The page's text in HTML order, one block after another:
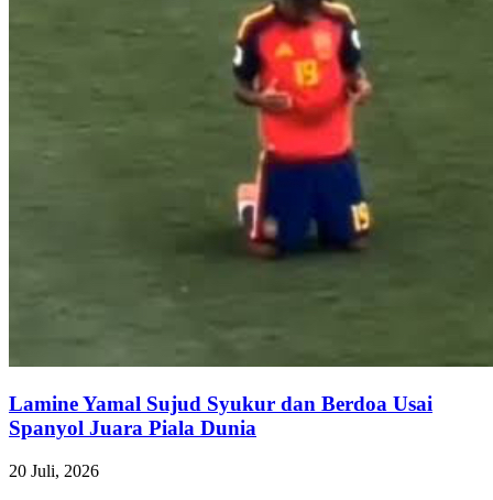
Lamine Yamal Sujud Syukur dan Berdoa Usai
Spanyol Juara Piala Dunia
20 Juli, 2026